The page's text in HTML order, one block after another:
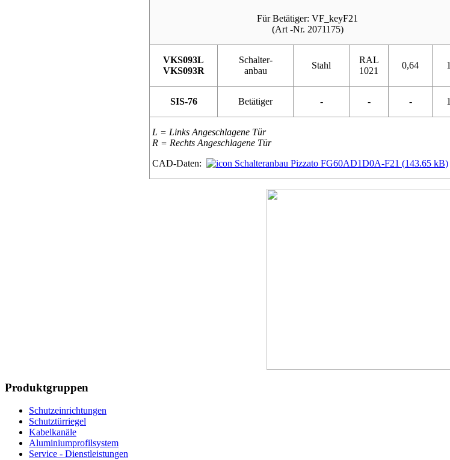
Für Betätiger: VF_keyF21
(Art -Nr. 2071175)
VKS093L
VKS093R
Schalter-
anbau
Stahl
RAL
1021
0,64 1
SIS-76 Betätiger - - - 1
L = Links Angeschlagene Tür
R = Rechts Angeschlagene Tür
CAD-Daten:
Schalteranbau Pizzato FG60AD1D0A-F21 (143.65 kB)
Produktgruppen
Schutzeinrichtungen
Schutztürriegel
Kabelkanäle
Aluminiumprofilsystem
Service - Dienstleistungen